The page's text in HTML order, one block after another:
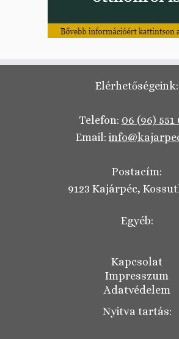
Elérhetőségeink:
Telefon: 06 (96) 551
Email:
Postacím:
9123 Kajárpéc,
Egyéb:
Kapcsolat
Impresszum
Adatvédelem
Nyitva tartás: